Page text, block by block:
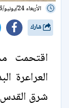
الأربعاء 24/يونيو/2026 - 10:44 م
اقتحمت
العراعرة
شرق